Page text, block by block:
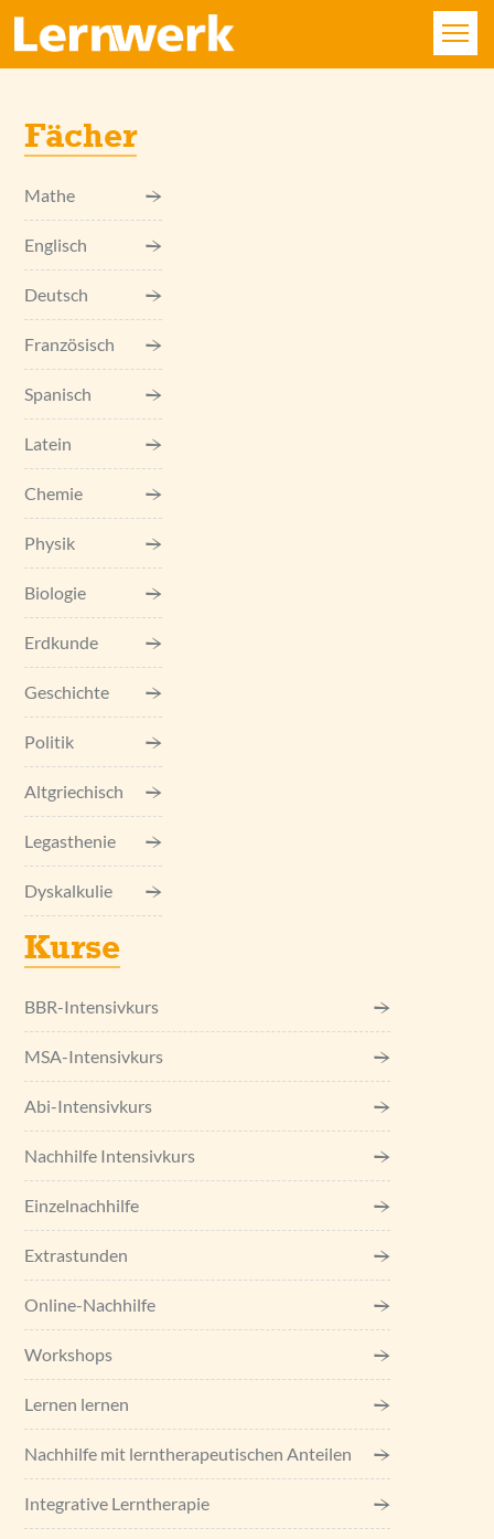
FÄCHER
STANDORTE
ÜBER UNS
SERVICE
KONTAKT
LOGIN
Jetzt kostenloses
Erstgespräch online buchen!
Fächer
Mathe
Englisch
Deutsch
Französisch
Spanisch
Latein
Chemie
Physik
Biologie
Erdkunde
Geschichte
Politik
Altgriechisch
Legasthenie
Dyskalkulie
Kurse
BBR-Intensivkurs
MSA-Intensivkurs
Abi-Intensivkurs
Nachhilfe Intensivkurs
Einzel­nachhilfe
Extrastunden
Online-Nachhilfe
Workshops
Lernen lernen
Nachhilfe mit lerntherapeutischen Anteilen
Integrative Lerntherapie